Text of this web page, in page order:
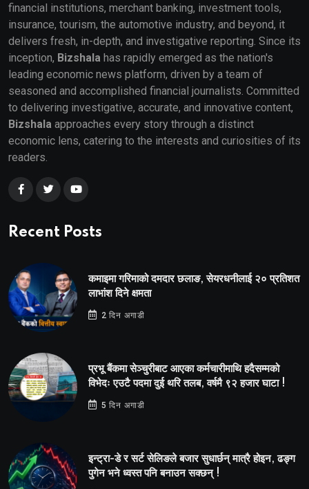
financial institutions, merchant banking, investment tools,
insurance, tourism, the automotive industry, and beyond, it
delivers fresh, in-depth, and investigative reporting. Since its
inception, Bizshala has rapidly emerged as the nation's
leading economic news platform, driven by a team of
seasoned and accomplished financial journalists. Committed
to delivering investigative, accurate, and innovative content,
Bizshala approaches every story through a distinct
economic lens, catering to the interests and curiosities of its
readers.
Recent Posts
कमाइमा गरिमाको दमदार छलाङ, सेयरधनीलाई २० प्रतिशत
लाभांश दिने क्षमता
2 दिन अगाडी
प्रभू बैंकमा सेञ्चुरीबाट आएका कर्मचारीमाथि हदैसम्मको
विभेदः एउटै पदमा दुई थरि तलब, वर्षमै ९२ हजार घाटा !
5 दिन अगाडी
इन्ट्रा-डे र सर्ट सेलिङले बजार सुधार्छन् मात्रै होइन, ढङ्ग
पुगेन भने ध्वस्त पनि बनाउन सक्छन् !